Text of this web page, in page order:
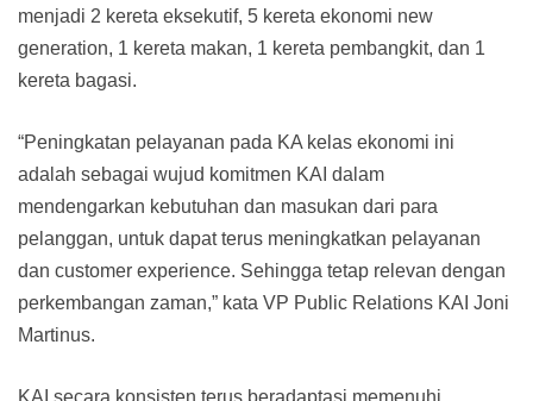
menjadi 2 kereta eksekutif, 5 kereta ekonomi new
generation, 1 kereta makan, 1 kereta pembangkit, dan 1
kereta bagasi.
“Peningkatan pelayanan pada KA kelas ekonomi ini
adalah sebagai wujud komitmen KAI dalam
mendengarkan kebutuhan dan masukan dari para
pelanggan, untuk dapat terus meningkatkan pelayanan
dan customer experience. Sehingga tetap relevan dengan
perkembangan zaman,” kata VP Public Relations KAI Joni
Martinus.